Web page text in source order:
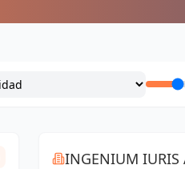
INGENIUM IURIS